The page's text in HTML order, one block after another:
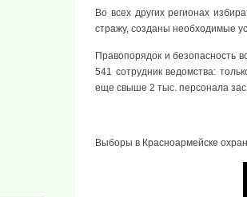
Во всех других регионах
стражу, созданы необходимые
Правопорядок и безопасность
541 сотрудник ведомства:
еще свыше 2 тыс. персонала
Выборы в Красноармейске